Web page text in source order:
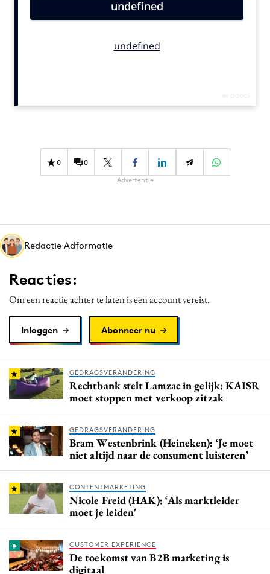
Effectiviteit
Martech
Merkstrategie
PR
Programmatic
Purpose Marketing
Reputatie & crisis
0 0
Advertentie
Redactie Adformatie
Reacties:
Om een reactie achter te laten is een account vereist.
Inloggen Abonneer nu
GEDRAGSVERANDERING
Rechtbank stelt Lamzac in gelijk: KAISR
moet stoppen met verkoop zitzak
GEDRAGSVERANDERING
Bram Westenbrink (Heineken): ‘Je moet
niet altijd naar de consument luisteren’
CONTENTMARKETING
Nicole Freid (HAK): ‘Als marktleider
moet je leiden'
CUSTOMER EXPERIENCE
De toekomst van B2B marketing is
digitaal